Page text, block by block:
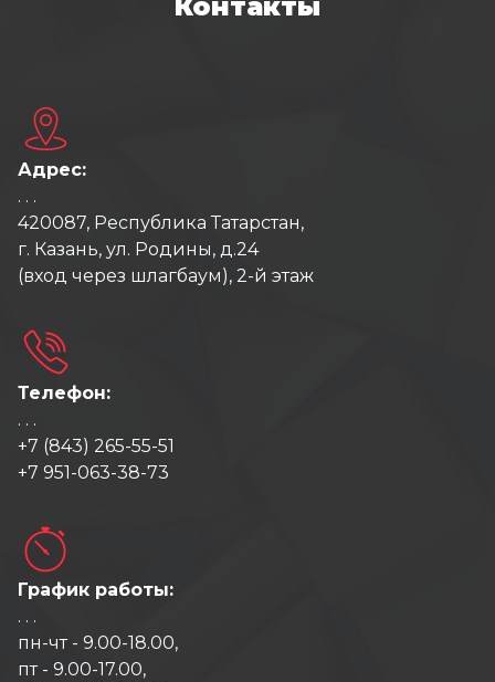
Контакты
Адрес:
. . .
420087, Республика Татарстан,
г. Казань, ул. Родины, д.24
(вход через шлагбаум), 2-й этаж
Телефон:
. . .
+7 (843) 265-55-51
+7 951-063-38-73
График работы:
. . .
пн-чт - 9.00-18.00,
пт - 9.00-17.00,